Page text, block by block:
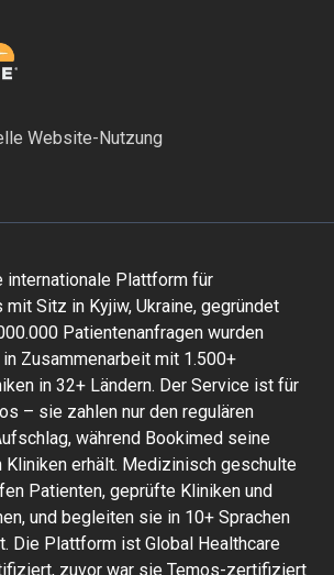
Website-Nutzung
internationale Plattform für
Sitz in Kyjiw, Ukraine, gegründet
Patientenanfragen wurden
Zusammenarbeit mit 1.500+
in 32+ Ländern. Der Service ist für
– sie zahlen nur den regulären
während Bookimed seine
Kliniken erhält. Medizinisch geschulte
Patienten, geprüfte Kliniken und
und begleiten sie in 10+ Sprachen
Die Plattform ist Global Healthcare
zuvor war sie Temos-zertifiziert